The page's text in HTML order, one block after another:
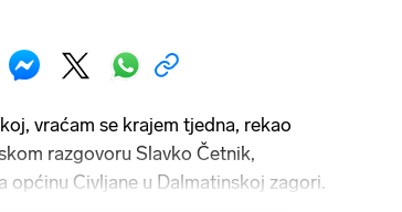
vraćam se krajem tjedna, rekao
razgovoru Slavko Četnik,
općinu Civljane u Dalmatinskoj zagori.